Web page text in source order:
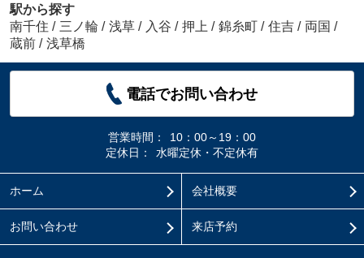
駅から探す
南千住 / 三ノ輪 / 浅草 / 入谷 / 押上 / 錦糸町 / 住吉 / 両国 /
蔵前 / 浅草橋
電話でお問い合わせ
営業時間：
10：00～19：00
定休日：
水曜定休・不定休有
ホーム 会社概要
お問い合わせ 来店予約